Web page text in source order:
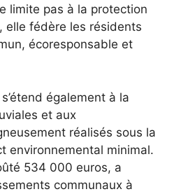
limite pas à la protection
elle fédère les résidents
écoresponsable et
également à la
et aux
réalisés sous la
environnemental minimal.
534 000 euros, a
communaux à